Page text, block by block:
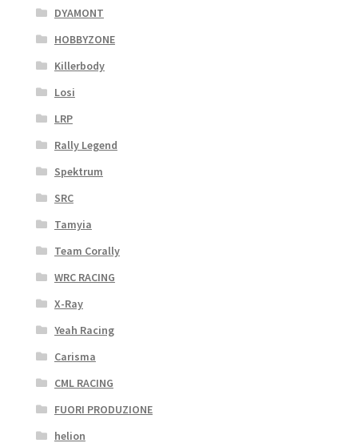
DYAMONT
HOBBYZONE
Killerbody
Losi
LRP
Rally Legend
Spektrum
SRC
Tamyia
Team Corally
WRC RACING
X-Ray
Yeah Racing
Carisma
CML RACING
FUORI PRODUZIONE
helion